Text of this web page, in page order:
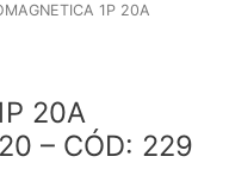
1P 20A
20A
– CÓD: 229